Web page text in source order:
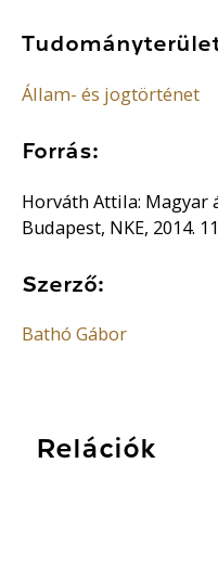
Állam- és jogtörténet
Forrás:
Horváth Attila:
Budapest, NKE, 2014.
Szerző:
Bathó Gábor
Relációk